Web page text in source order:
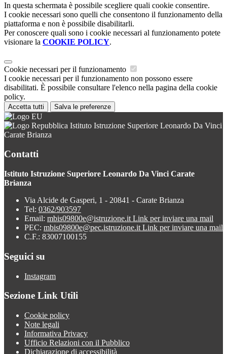
In questa schermata è possibile scegliere quali cookie consentire.
I cookie necessari sono quelli che consentono il funzionamento della
piattaforma e non è possibile disabilitarli.
Per conoscere quali sono i cookie necessari al funzionamento potete
visionare la COOKIE POLICY.
Cookie necessari per il funzionamento
I cookie necessari per il funzionamento non possono essere
disabilitati. È possibile consultare l'elenco nella pagina della cookie
policy.
Accetta tutti Salva le preferenze
Istituto Istruzione Superiore Leonardo Da Vinci
Carate Brianza
Contatti
Istituto Istruzione Superiore Leonardo Da Vinci Carate
Brianza
Via Alcide de Gasperi, 1 - 20841 - Carate Brianza
Tel: 0362/903597
Email: mbis09800e@istruzione.it Link per inviare una mail
PEC: mbis09800e@pec.istruzione.it Link per inviare una mail
C.F.: 83007100155
Seguici su
Instagram
Sezione Link Utili
Cookie policy
Note legali
Informativa Privacy
Ufficio Relazioni con il Pubblico
Dichiarazione di accessibilità